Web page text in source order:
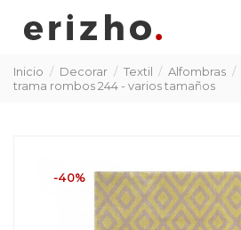
Inicio Decorar Textil Alfombras
trama rombos 244 - varios tamaños
-40%